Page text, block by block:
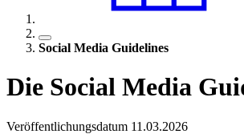
Social Media Guidelines
Die Social Media
Veröffentlichungsdatum 11.03.2026